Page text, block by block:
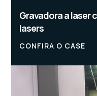
Gravadora a laser
lasers
CONFIRA O CASE